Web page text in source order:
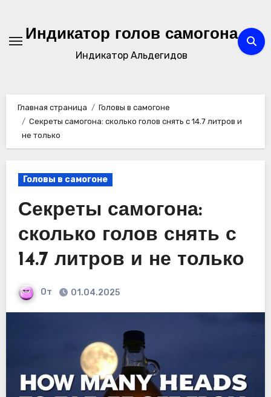
содержимому
Индикатор голов самогона
Индикатор Альдегидов
Главная страница
Головы в самогоне
Секреты самогона: сколько голов снять с 14.7 литров и
не только
Головы в самогоне
Секреты самогона:
сколько голов снять с
14.7 литров и не только
От 01.04.2025